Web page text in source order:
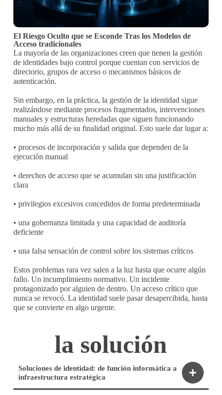
El Riesgo Oculto que se Esconde Tras los Modelos de
Acceso tradicionales
La mayoría de las organizaciones creen que tienen la gestión
de identidades bajo control porque cuentan con servicios de
directorio, grupos de acceso o mecanismos básicos de
autenticación.
Sin embargo, en la práctica, la gestión de la identidad sigue
realizándose mediante procesos fragmentados, intervenciones
manuales y estructuras heredadas que siguen funcionando
mucho más allá de su finalidad original. Esto suele dar lugar a:
• procesos de incorporación y salida que dependen de la
ejecución manual
• derechos de acceso que se acumulan sin una justificación
clara
• privilegios excesivos concedidos de forma predeterminada
• una gobernanza limitada y una capacidad de auditoría
deficiente
• una falsa sensación de control sobre los sistemas críticos
Estos problemas rara vez salen a la luz hasta que ocurre algún
fallo. Un incumplimiento normativo. Un incidente
protagonizado por alguien de dentro. Un acceso crítico que
nunca se revocó. La identidad suele pasar desapercibida, hasta
que se convierte en algo urgente.
la solución
Soluciones de identidad: de función informática a
infraestructura estratégica